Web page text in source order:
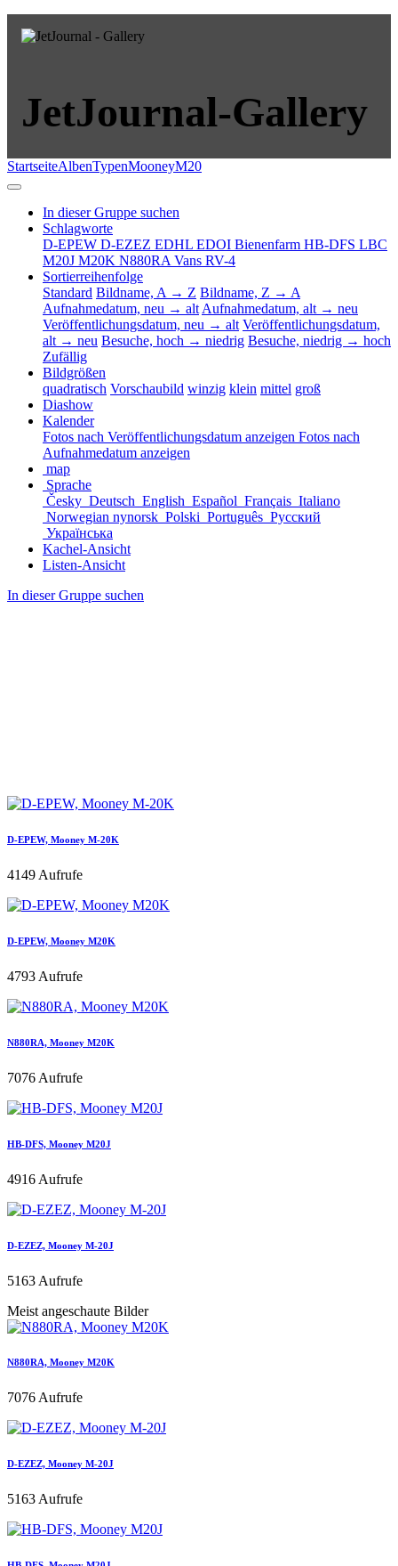
JetJournal-Gallery
StartseiteAlbenTypenMooneyM20
In dieser Gruppe suchen
Schlagworte
D-EPEW D-EZEZ EDHL EDOI Bienenfarm HB-DFS LBC
M20J M20K N880RA Vans RV-4
Sortierreihenfolge
Standard Bildname, A → Z Bildname, Z → A
Aufnahmedatum, neu → alt Aufnahmedatum, alt → neu
Veröffentlichungsdatum, neu → alt Veröffentlichungsdatum,
alt → neu Besuche, hoch → niedrig Besuche, niedrig → hoch
Zufällig
Bildgrößen
quadratisch Vorschaubild winzig klein mittel groß
Diashow
Kalender
Fotos nach Veröffentlichungsdatum anzeigen Fotos nach
Aufnahmedatum anzeigen
map
Sprache
Česky Deutsch English Español Français Italiano
Norwegian nynorsk Polski Português Русский
Українська
Kachel-Ansicht
Listen-Ansicht
In dieser Gruppe suchen
D-EPEW, Mooney M-20K
4149 Aufrufe
D-EPEW, Mooney M20K
4793 Aufrufe
N880RA, Mooney M20K
7076 Aufrufe
HB-DFS, Mooney M20J
4916 Aufrufe
D-EZEZ, Mooney M-20J
5163 Aufrufe
Meist angeschaute Bilder
N880RA, Mooney M20K
7076 Aufrufe
D-EZEZ, Mooney M-20J
5163 Aufrufe